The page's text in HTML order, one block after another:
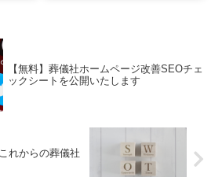
【無料】葬儀社ホームページ改善SEOチェ
ックシートを公開いたします
れからの葬儀社